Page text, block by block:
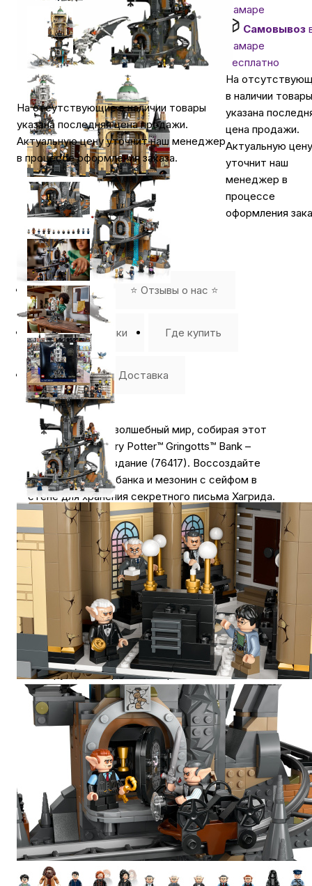
Сервисный центр Apple в Самаре
Подарочные сертификаты
Аудио
На отсутствующие в наличии товары
указана последняя цена продажи.
Актуальную цену уточнит наш менеджер
в процессе оформления заказа.
Самаре
Самовывоз
Самаре
бесплатно
На
в наличии товары
указана
цена продажи.
Актуальную цену
уточнит наш
менеджер в
процессе
оформления
Описание ⭐️ Отзывы о нас ⭐️
Характеристики Где купить
Оплата Доставка
Перенеситесь в волшебный мир, собирая этот
набор LEGO® Harry Potter™ Gringotts™ Bank –
коллекционное издание (76417). Воссоздайте
роскошное фойе банка и мезонин с сейфом в
стене для хранения секретного письма Хагрида.
Постройте спиралевидную дорожку для
тележки–хранилища с механизмом, который
останавливает тележку в каждом из 3 подземных
хранилищ, включая хранилище Беллатрикс,
внутри которого находится волшебный сюрприз!
В набор также входит фигурка украинского
железнобрюхого дракона и сборная модель
магазина "Волшебный зверинец".
Сборка и демонстрация
Инструкции в коробке и в приложении LEGO
Builder помогут вам в увлекательном творческом
процессе. Сложите модели хранилища, банка и
дракона и добавьте 13 минифигурок LEGO,
входящих в комплект, чтобы создать
потрясающий центральный элемент.
Идея подарка
Этот набор LEGO Harry Potter станет особенным
подарком для любого взрослого поклонника, и его
можно подключить к набору 75978 Diagon Alley™.
(продается отдельно).
Коллекционный набор LEGO® Harry Potter™